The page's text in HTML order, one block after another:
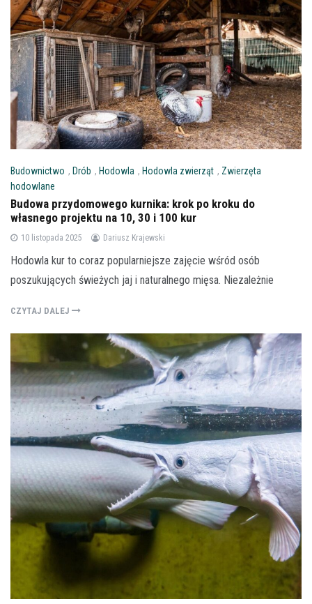
Budownictwo , Drób , Hodowla , Hodowla zwierząt , Zwierzęta
hodowlane
Budowa przydomowego kurnika: krok po kroku do
własnego projektu na 10, 30 i 100 kur
10 listopada 2025 Dariusz Krajewski
Hodowla kur to coraz popularniejsze zajęcie wśród osób
poszukujących świeżych jaj i naturalnego mięsa. Niezależnie
CZYTAJ DALEJ